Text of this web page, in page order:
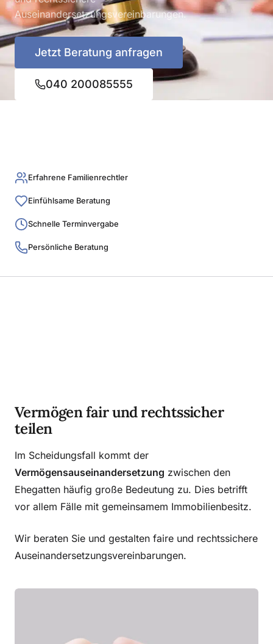
Auseinandersetzungsvereinbarungen.
Jetzt Beratung anfragen
040 200085555
Erfahrene Familienrechtler
Einfühlsame Beratung
Schnelle Terminvergabe
Persönliche Beratung
Vermögen fair und rechtssicher
teilen
Im Scheidungsfall kommt der
Vermögensauseinandersetzung zwischen den
Ehegatten häufig große Bedeutung zu. Dies betrifft
vor allem Fälle mit gemeinsamem Immobilienbesitz.
Wir beraten Sie und gestalten faire und rechtssichere
Auseinandersetzungsvereinbarungen.